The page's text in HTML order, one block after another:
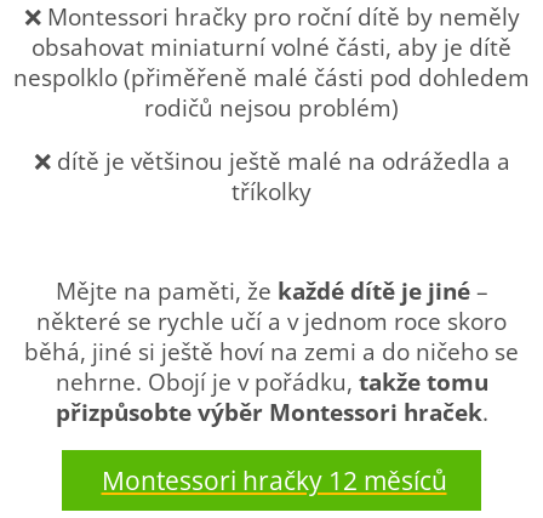
❌ Montessori hračky pro roční dítě by neměly
obsahovat miniaturní volné části, aby je dítě
nespolklo (přiměřeně malé části pod dohledem
rodičů nejsou problém)
❌ dítě je většinou ještě malé na odrážedla a
tříkolky
Mějte na paměti, že každé dítě je jiné–
některé se rychle učí a v jednom roce skoro
běhá, jiné si ještě hoví na zemi a do ničeho se
nehrne. Obojí je v pořádku, takže tomu
přizpůsobte výběr Montessori hraček.
Montessori hračky 12 měsíců